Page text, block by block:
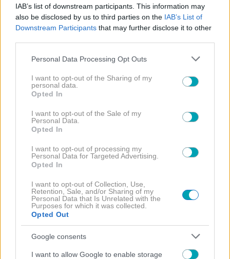
IAB’s list of downstream participants. This information may
also be disclosed by us to third parties on the IAB’s List of
Downstream Participants that may further disclose it to other
Please note that this website/app uses one or more Google
not limited to your visit or usage behaviour. You may click to
grant or deny consent to Google and its third-party tags to
use your data for below specified purposes in below Google
consent section.
Personal Data Processing Opt Outs
I want to opt-out of the Sharing of my
personal data.
Opted In
I want to opt-out of the Sale of my
Personal Data.
Opted In
I want to opt-out of processing my
Personal Data for Targeted Advertising.
Opted In
I want to opt-out of Collection, Use,
Retention, Sale, and/or Sharing of my
Personal Data that Is Unrelated with the
Purposes for which it was collected.
Opted Out
Google consents
I want to allow Google to enable storage
Με ισχυρή ταυτότητα, σύγχρονη αισθητική και ένα
μοντέλο που συνδυάζει ποιότητα, ευκολία και
προσιτή τιμή, τοDINAS eat realδεν αποτελεί απλώς
ένα νέο κατάστημα εστίασης.Αποτελεί τη νέα γενιά
DINAS eat real